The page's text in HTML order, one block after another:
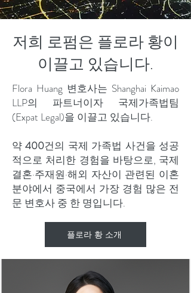
저희 로펌은 플로라 황이
이끌고 있습니다.
Flora Huang 변호사는 Shanghai Kaimao
LLP의 파트너이자 국제가족법팀
(Expat Legal)을 이끌고 있습니다.
약400건의 국제 가족법 사건을 성공
적으로 처리한 경험을 바탕으로, 국제
결혼·주재원·해외 자산이 관련된 이혼
분야에서 중국에서 가장 경험 많은 전
문 변호사 중 한 명입니다.
플로라 황 소개